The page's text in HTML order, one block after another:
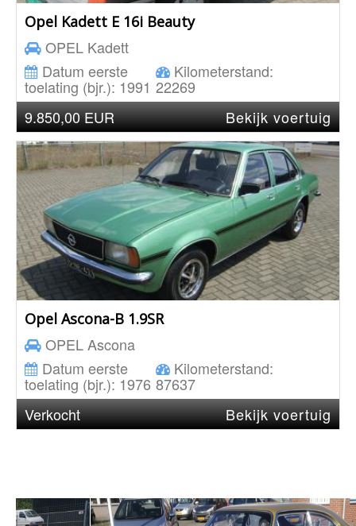
Opel Kadett E 16i Beauty
OPEL Kadett
Datum eerste
toelating (bjr.): 1991
Kilometerstand:
22269
9.850,00 EUR
Bekijk voertuig
Opel Ascona-B 1.9SR
OPEL Ascona
Datum eerste
toelating (bjr.): 1976
Kilometerstand:
87637
Verkocht
Bekijk voertuig